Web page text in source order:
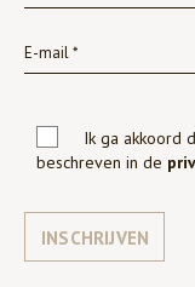
Ik ga akkoord
beschreven in de
INSCHRIJVEN